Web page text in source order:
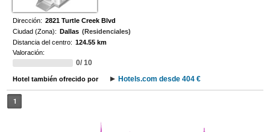
Dirección: 2821 Turtle Creek Blvd
Ciudad (Zona): Dallas (Residenciales)
Distancia del centro: 124.55 km
Valoración:
0/ 10
Hotel también ofrecido por Hotels.com desde 404 €
1